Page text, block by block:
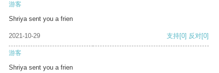
游客
Shriya sent you a frien
2021-10-29 支持[0] 反对[0]
游客
Shriya sent you a frien